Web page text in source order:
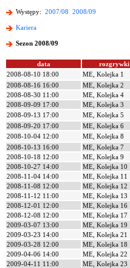
Występy: 2007/08 2008/09
Kariera
Sezon 2008/09
data rozgrywki
2008-08-10 18:00
ME, Kolejka 1
2008-08-16 16:00
ME, Kolejka 2
2008-08-30 11:00
ME, Kolejka 4
2008-09-09 17:00
ME, Kolejka 3
2008-09-13 17:00
ME, Kolejka 5
2008-09-20 17:00
ME, Kolejka 6
2008-10-04 12:00
ME, Kolejka 8
2008-10-13 16:00
ME, Kolejka 7
2008-10-18 12:00
ME, Kolejka 9
2008-10-27 14:00
ME, Kolejka 10
2008-11-04 14:00
ME, Kolejka 11
2008-11-08 12:00
ME, Kolejka 12
2008-11-12 11:00
ME, Kolejka 13
2008-12-01 12:00
ME, Kolejka 16
2008-12-08 12:00
ME, Kolejka 17
2009-03-07 13:00
ME, Kolejka 19
2009-03-23 14:00
ME, Kolejka 21
2009-03-28 12:00
ME, Kolejka 18
2009-04-06 14:00
ME, Kolejka 22
2009-04-11 11:00
ME, Kolejka 23